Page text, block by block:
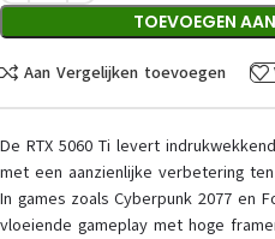
TOEVOEGEN
Aan Vergelijken toevoegen
De RTX 5060 Ti levert
met een aanzienlijke verbetering
In games zoals Cyberpunk 2077 en
vloeiende gameplay met hoge